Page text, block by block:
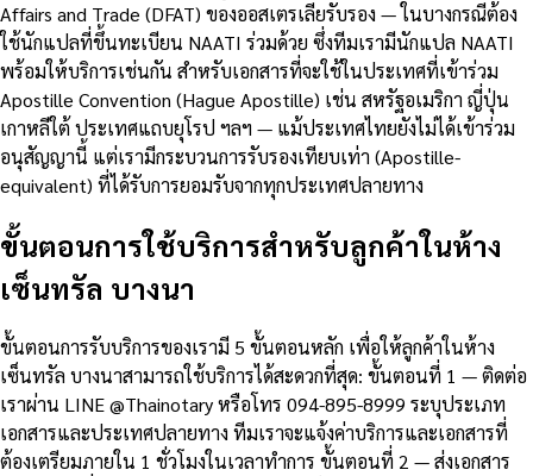
Affairs and Trade (DFAT) ของออสเตรเลียรับรอง — ในบางกรณีต้อง
ใช้นักแปลที่ขึ้นทะเบียน NAATI ร่วมด้วย ซึ่งทีมเรามีนักแปล NAATI
พร้อมให้บริการเช่นกัน สำหรับเอกสารที่จะใช้ในประเทศที่เข้าร่วม
Apostille Convention (Hague Apostille) เช่น สหรัฐอเมริกา ญี่ปุ่น
เกาหลีใต้ ประเทศแถบยุโรป ฯลฯ — แม้ประเทศไทยยังไม่ได้เข้าร่วม
อนุสัญญานี้ แต่เรามีกระบวนการรับรองเทียบเท่า (Apostille-
equivalent) ที่ได้รับการยอมรับจากทุกประเทศปลายทาง
ขั้นตอนการใช้บริการสำหรับลูกค้าในห้าง
เซ็นทรัล บางนา
ขั้นตอนการรับบริการของเรามี 5 ขั้นตอนหลัก เพื่อให้ลูกค้าในห้าง
เซ็นทรัล บางนาสามารถใช้บริการได้สะดวกที่สุด: ขั้นตอนที่ 1 — ติดต่อ
เราผ่าน LINE @Thainotary หรือโทร 094-895-8999 ระบุประเภท
เอกสารและประเทศปลายทาง ทีมเราจะแจ้งค่าบริการและเอกสารที่
ต้องเตรียมภายใน 1 ชั่วโมงในเวลาทำการ ขั้นตอนที่ 2 — ส่งเอกสาร